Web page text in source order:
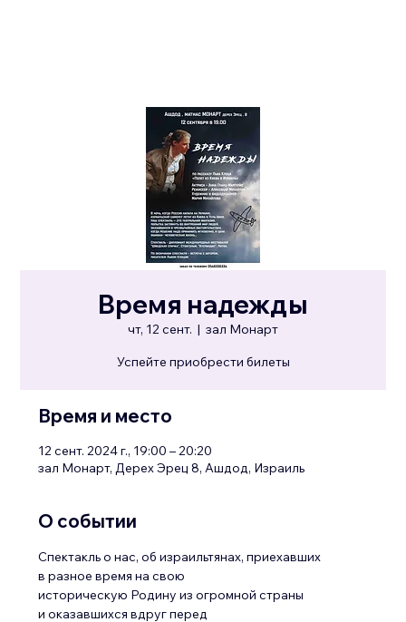
Время надежды
чт, 12 сент.
  |
зал Монарт
Успейте приобрести билеты
Время и место
12 сент. 2024 г., 19:00 – 20:20
зал Монарт, Дерех Эрец 8, Ашдод, Израиль
О событии
Спектакль о нас, об израильтянах, приехавших
в разное время на свою
историческую Родину из огромной страны
и оказавшихся вдруг перед